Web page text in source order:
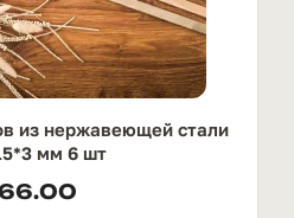
из нержавеющей стали
мм 6 шт